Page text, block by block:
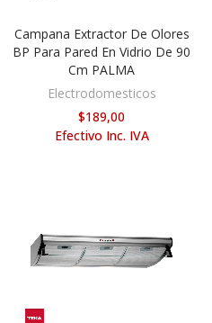
AÑADIR AL CARRITO
Campana Extractor De Olores
BP Para Pared En Vidrio De 90
Cm PALMA
Electrodomesticos
$189,00
Efectivo Inc. IVA